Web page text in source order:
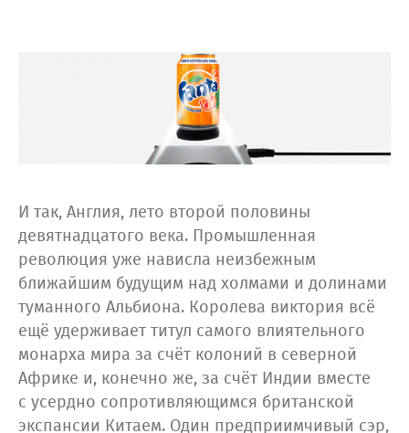
И так, Англия, лето второй половины
девятнадцатого века. Промышленная
революция уже нависла неизбежным
ближайшим будущим над холмами и долинами
туманного Альбиона. Королева виктория всё
ещё удерживает титул самого влиятельного
монарха мира за счёт колоний в северной
Африке и, конечно же, за счёт Индии вместе
с усердно сопротивляющимся британской
экспансии Китаем. Один предприимчивый сэр,